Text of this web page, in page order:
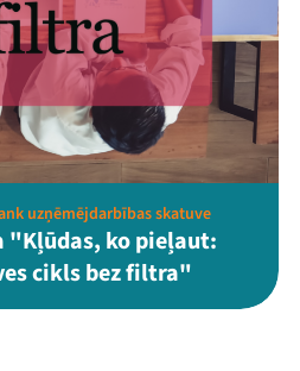
uzņēmējdarbības skatuve
ko pieļaut:
cikls bez filtra"